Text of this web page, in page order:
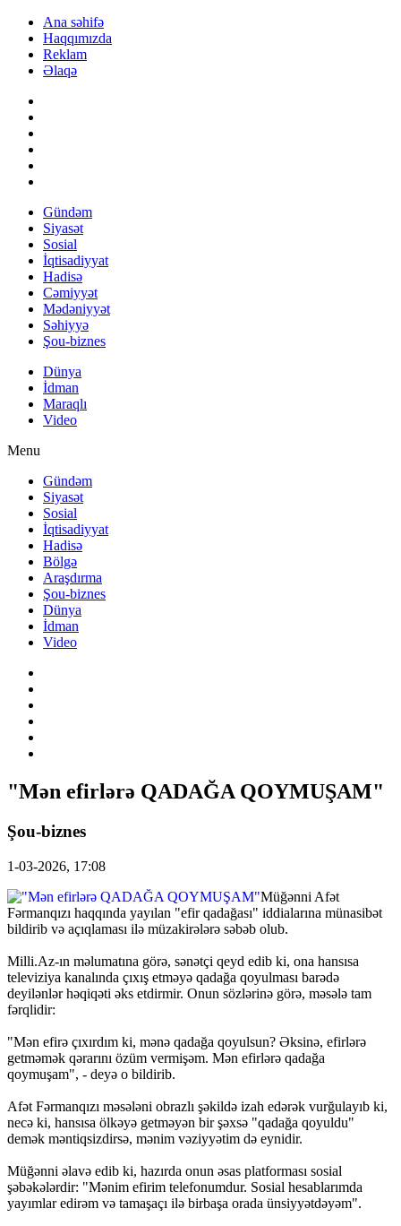
Ana səhifə
Haqqımızda
Reklam
Əlaqə
Gündəm
Siyasət
Sosial
İqtisadiyyat
Hadisə
Cəmiyyət
Mədəniyyət
Səhiyyə
Şou-biznes
Dünya
İdman
Maraqlı
Video
Menu
Gündəm
Siyasət
Sosial
İqtisadiyyat
Hadisə
Bölgə
Araşdırma
Şou-biznes
Dünya
İdman
Video
"Mən efirlərə QADAĞA QOYMUŞAM"
Şou-biznes
1-03-2026, 17:08
Müğənni Afət
Fərmanqızı haqqında yayılan "efir qadağası" iddialarına münasibət
bildirib və açıqlaması ilə müzakirələrə səbəb olub.
Milli.Az-ın məlumatına görə, sənətçi qeyd edib ki, ona hansısa
televiziya kanalında çıxış etməyə qadağa qoyulması barədə
deyilənlər həqiqəti əks etdirmir. Onun sözlərinə görə, məsələ tam
fərqlidir:
"Mən efirə çıxırdım ki, mənə qadağa qoyulsun? Əksinə, efirlərə
getməmək qərarını özüm vermişəm. Mən efirlərə qadağa
qoymuşam", - deyə o bildirib.
Afət Fərmanqızı məsələni obrazlı şəkildə izah edərək vurğulayıb ki,
necə ki, hansısa ölkəyə getməyən bir şəxsə "qadağa qoyuldu"
demək məntiqsizdirsə, mənim vəziyyətim də eynidir.
Müğənni əlavə edib ki, hazırda onun əsas platforması sosial
şəbəkələrdir: "Mənim efirim telefonumdur. Sosial hesablarımda
yayımlar edirəm və tamaşaçı ilə birbaşa orada ünsiyyətdəyəm".